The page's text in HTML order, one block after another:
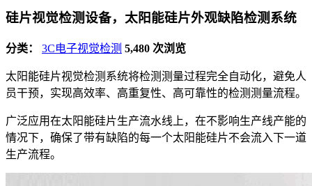
硅片视觉检测设备，太阳能硅片外观缺陷检测系统
分类： 3C电子视觉检测 5,480 次浏览
太阳能硅片视觉检测系统将检测测量过程完全自动化，避免人
员干预，实现高效率、高重复性、高可靠性的检测测量流程。
广泛应用在太阳能硅片生产流水线上，在不影响生产线产能的
情况下，确保了带有缺陷的每一个太阳能硅片不会流入下一道
生产流程。